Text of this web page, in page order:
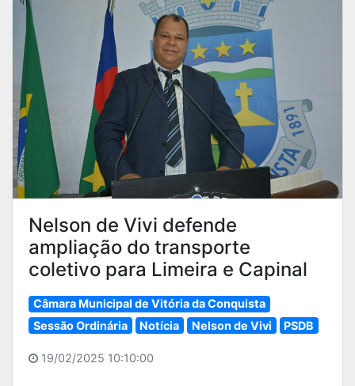
Nelson de Vivi defende
ampliação do transporte
coletivo para Limeira e Capinal
Câmara Municipal de Vitória da Conquista
Sessão Ordinária
Notícia Nelson de Vivi PSDB
19/02/2025 10:10:00